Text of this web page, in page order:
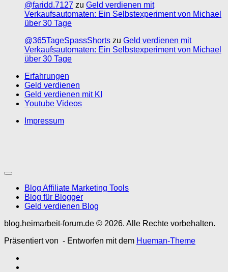
@faridd.7127 zu Geld verdienen mit
Verkaufsautomaten: Ein Selbstexperiment von Michael
über 30 Tage
@365TageSpassShorts zu Geld verdienen mit
Verkaufsautomaten: Ein Selbstexperiment von Michael
über 30 Tage
Erfahrungen
Geld verdienen
Geld verdienen mit KI
Youtube Videos
Impressum
Blog Affiliate Marketing Tools
Blog für Blogger
Geld verdienen Blog
blog.heimarbeit-forum.de © 2026. Alle Rechte vorbehalten.
Präsentiert von - Entworfen mit dem Hueman-Theme